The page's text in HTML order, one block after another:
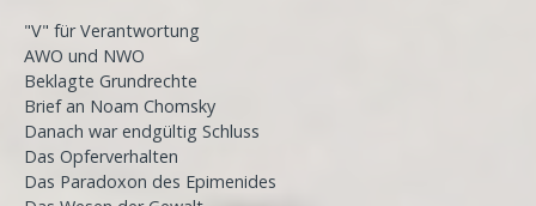
"V" für Verantwortung
AWO und NWO
Beklagte Grundrechte
Brief an Noam Chomsky
Danach war endgültig Schluss
Das Opferverhalten
Das Paradoxon des Epimenides